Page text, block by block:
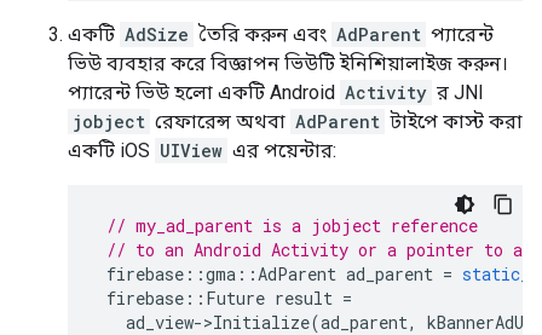
একটি AdSize তৈরি করুন এবং AdParent প্যারেন্ট
ভিউ ব্যবহার করে বিজ্ঞাপন ভিউটি ইনিশিয়ালাইজ করুন।
প্যারেন্ট ভিউ হলো একটি Android Activity র JNI
jobject রেফারেন্স অথবা AdParent টাইপে কাস্ট করা
একটি iOS UIView এর পয়েন্টার:
// my_ad_parent is a jobject reference
// to an Android Activity or a pointer to an
firebase ::gma ::AdParent ad_parent =
firebase :: Future result =
ad_view->Initialize(ad_parent,